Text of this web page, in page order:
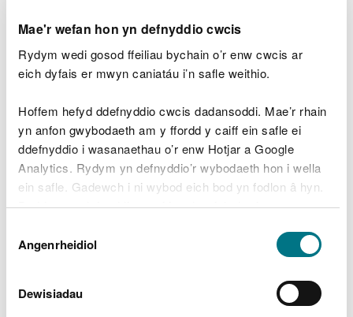
Mae'r wefan hon yn defnyddio cwcis
Rydym wedi gosod ffeiliau bychain o’r enw cwcis ar
eich dyfais er mwyn caniatáu i’n safle weithio.
Hoffem hefyd ddefnyddio cwcis dadansoddi. Mae’r rhain
yn anfon gwybodaeth am y ffordd y caiff ein safle ei
ddefnyddio i wasanaethau o’r enw Hotjar a Google
Analytics. Rydym yn defnyddio’r wybodaeth hon i wella
ein safle. Gadewch i ni wybod eich bod yn fodlon â hyn.
Byddwn yn defnyddio cwci i gadw eich dewis.
Gellirdarllen mwy am ein cwcis cyn i chi ddewis.
Caniatâd
Angenrheidiol
Dewisiadau
llawn gweithgareddau a syniadau dysgu
trawsgwricwlaidd yma .
Mae hefyd gennym ni amrywiaeth o fideos byr i
ysbrydoliaeth i chi:
Tyrau cerrig
Creu abwydfa
Saffari creaduriaid bychan